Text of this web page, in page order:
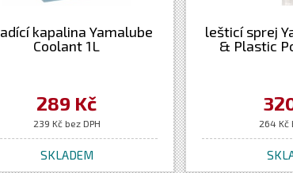
kapalina Yamalube
Coolant 1L
289 Kč
239 Kč bez DPH
SKLADEM
lešticí sprej
& Plastic
264 Kč